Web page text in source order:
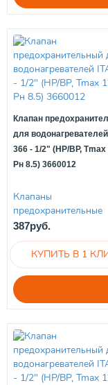
Клапан
для
366 - 1/2" (НР/ВР, Tmax
Рн 8.5) 3660012
Клапаны
предохранительные
387руб.